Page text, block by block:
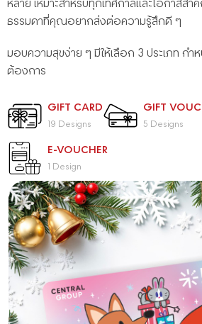
หลาย เหมาะสำหรับทุกเทศกาลและโอกาสส
ธรรมดาที่คุณอยากส่งต่อความรู้สึกดี ๆ
มอบความสุขง่าย ๆ มีให้เลือก 3 ประเภท กำ
ต้องการ
GIFT CARD
19 Designs
GIFT
5 Designs
E-VOUCHER
1 Design